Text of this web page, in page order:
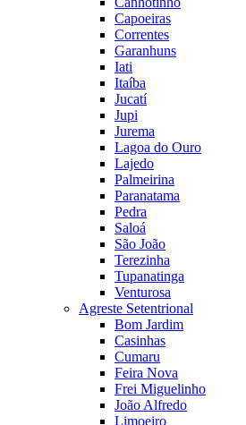
Capoeiras
Correntes
Garanhuns
Iati
Itaíba
Jucatí
Jupi
Jurema
Lagoa do Ouro
Lajedo
Palmeirina
Paranatama
Pedra
Saloá
São João
Terezinha
Tupanatinga
Venturosa
Agreste Setentrional
Bom Jardim
Casinhas
Cumaru
Feira Nova
Frei Miguelinho
João Alfredo
Limoeiro